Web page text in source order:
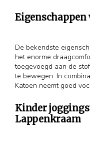
De bekendste
het enorme
toegevoegd aan de
te bewegen. In
Katoen neemt goed
Kinder
Lappenkraam